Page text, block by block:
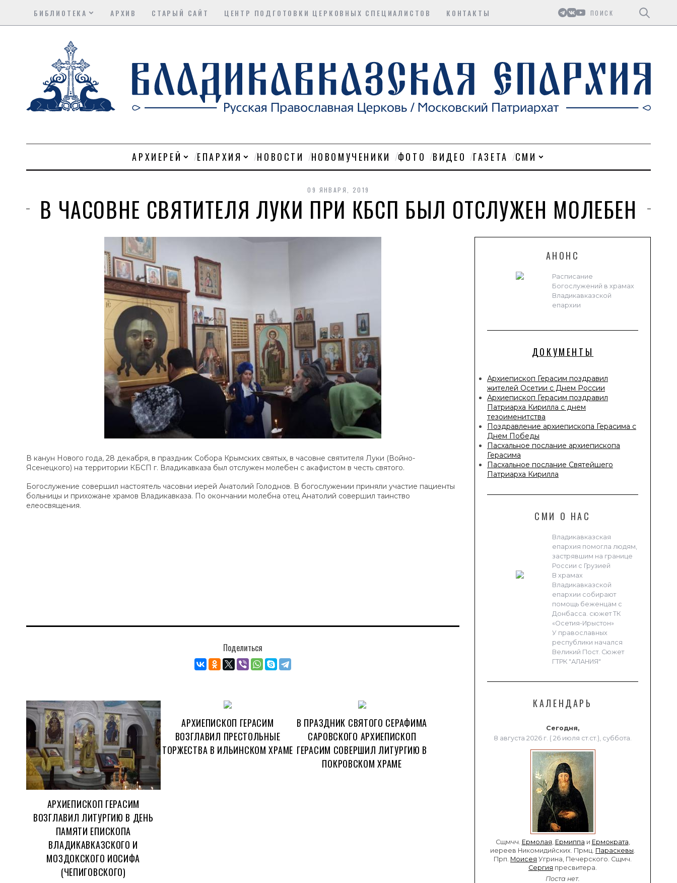
БИБЛИОТЕКА АРХИВ СТАРЫЙ САЙТ ЦЕНТР ПОДГОТОВКИ ЦЕРКОВНЫХ СПЕЦИАЛИСТОВ КОНТАКТЫ
АРХИЕРЕЙ ЕПАРХИЯ НОВОСТИ НОВОМУЧЕНИКИ ФОТО ВИДЕО ГАЗЕТА СМИ
09 ЯНВАРЯ, 2019
В ЧАСОВНЕ СВЯТИТЕЛЯ ЛУКИ ПРИ КБСП БЫЛ ОТСЛУЖЕН МОЛЕБЕН
АНОНС
Расписание
Богослужений в храмах
Владикавказской
епархии
ДОКУМЕНТЫ
Архиепископ Герасим поздравил
жителей Осетии с Днем России
Архиепископ Герасим поздравил
Патриарха Кирилла с днем
тезоименитства
Поздравление архиепископа Герасима с
Днем Победы
Пасхальное послание архиепископа
Герасима
Пасхальное послание Святейшего
Патриарха Кирилла
СМИ О НАС
Владикавказская
епархия помогла людям,
застрявшим на границе
России с Грузией
В храмах
Владикавказской
епархии собирают
помощь беженцам с
Донбасса. сюжет ТК
«Осетия-Ирыстон»
У православных
республики начался
Великий Пост. Сюжет
ГТРК "АЛАНИЯ"
КАЛЕНДАРЬ
Сегодня,
8 августа 2026 г. ( 26 июля ст.ст.), суббота.
Сщмчч. Ермолая Ермиппа и Ермократа
иереев Никомидийских. Прмц. Параскевы
Прп. Моисея Угрина, Печерского. Сщмч.
Сергия пресвитера.
Поста нет.
В канун Нового года, 28 декабря, в праздник Собора Крымских святых, в часовне святителя Луки (Войно-
Ясенецкого) на территории КБСП г. Владикавказа был отслужен молебен с акафистом в честь святого.
Богослужение совершил настоятель часовни иерей Анатолий Голоднов. В богослужении приняли участие пациенты
больницы и прихожане храмов Владикавказа. По окончании молебна отец Анатолий совершил таинство
елеосвящения.
Поделиться
АРХИЕПИСКОП ГЕРАСИМ
ВОЗГЛАВИЛ ЛИТУРГИЮ В ДЕНЬ
ПАМЯТИ ЕПИСКОПА
ВЛАДИКАВКАЗСКОГО И
МОЗДОКСКОГО ИОСИФА
(ЧЕПИГОВСКОГО)
АРХИЕПИСКОП ГЕРАСИМ
ВОЗГЛАВИЛ ПРЕСТОЛЬНЫЕ
ТОРЖЕСТВА В ИЛЬИНСКОМ ХРАМЕ
В ПРАЗДНИК СВЯТОГО СЕРАФИМА
САРОВСКОГО АРХИЕПИСКОП
ГЕРАСИМ СОВЕРШИЛ ЛИТУРГИЮ В
ПОКРОВСКОМ ХРАМЕ